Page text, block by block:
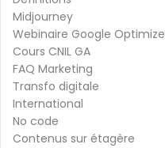
Midjourney
Webinaire Google Optimize
Cours CNIL GA
FAQ Marketing
Transfo digitale
International
No code
Contenus sur étagère